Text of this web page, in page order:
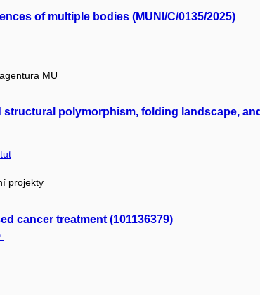
of multiple bodies (MUNI/C/0135/2025)
MU
polymorphism, folding landscape,
projekty
cancer treatment (101136379)